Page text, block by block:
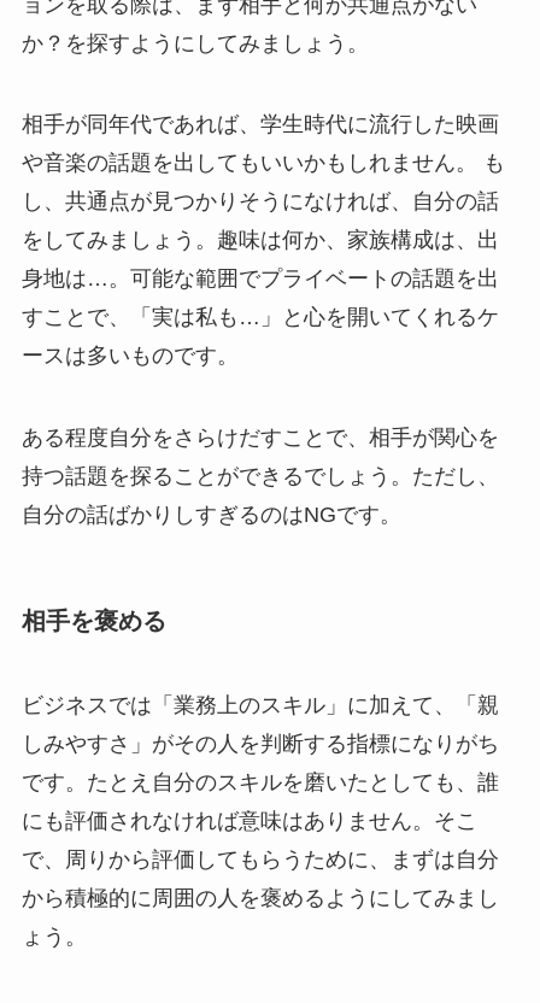
か？を探すようにしてみましょう。
相手が同年代であれば、学生時代に流行した映画
や音楽の話題を出してもいいかもしれません。 も
し、共通点が見つかりそうになければ、自分の話
をしてみましょう。趣味は何か、家族構成は、出
身地は…。可能な範囲でプライベートの話題を出
すことで、「実は私も…」と心を開いてくれるケ
ースは多いものです。
ある程度自分をさらけだすことで、相手が関心を
持つ話題を探ることができるでしょう。ただし、
自分の話ばかりしすぎるのはNGです。
相手を褒める
ビジネスでは「業務上のスキル」に加えて、「親
しみやすさ」がその人を判断する指標になりがち
です。たとえ自分のスキルを磨いたとしても、誰
にも評価されなければ意味はありません。そこ
で、周りから評価してもらうために、まずは自分
から積極的に周囲の人を褒めるようにしてみまし
ょう。